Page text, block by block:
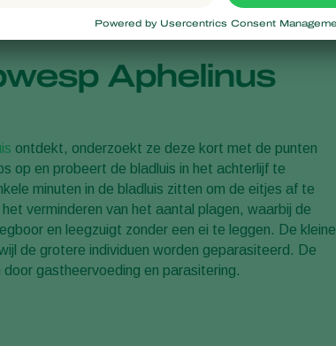
Aphelinus
ontdekt, onderzoekt ze deze kort met de punten
op en probeert de bladluis in het achterlijf te
minuten in de bladluis zitten om de eitjes af te
verminderen van het aantal plagen, waarbij de
en leegzuigt zonder een ei te leggen. De kleine
de grotere individuen worden geparasiteerd. De
gastheervoeding en parasitering.